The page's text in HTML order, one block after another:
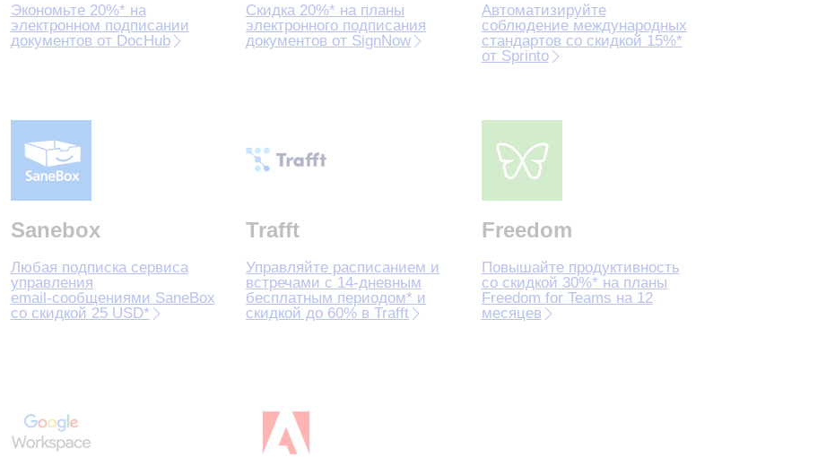
Экономьте 20%* на
электронном подписании
документов от DocHub
Скидка 20%* на планы
электронного подписания
документов от SignNow
Автоматизируйте
соблюдение международных
стандартов со скидкой 15%*
от Sprinto
Sanebox
Любая подписка сервиса
управления
email‑сообщениями SaneBox
со скидкой 25 USD*
Trafft
Управляйте расписанием и
встречами с 14‑дневным
бесплатным периодом* и
скидкой до 60% в Trafft
Freedom
Повышайте продуктивность
со скидкой 30%* на планы
Freedom for Teams на 12
месяцев